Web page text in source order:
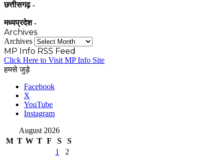
छत्तीसगढ़ -
मध्यप्रदेश -
Archives
Archives
MP Info RSS Feed
Click Here to Visit MP Info Site
हमसे जुड़े
Facebook
X
YouTube
Instagram
August 2026
M T W T F S
S
1
2